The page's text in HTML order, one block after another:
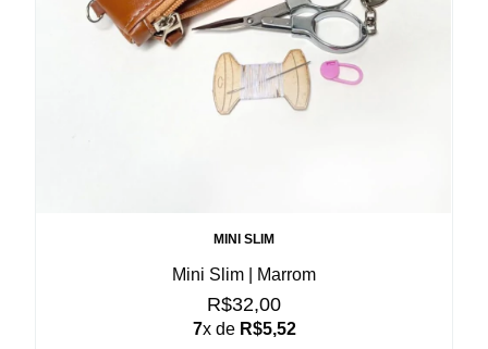
MINI SLIM
Mini Slim | Marrom
R$32,00
7x de R$5,52